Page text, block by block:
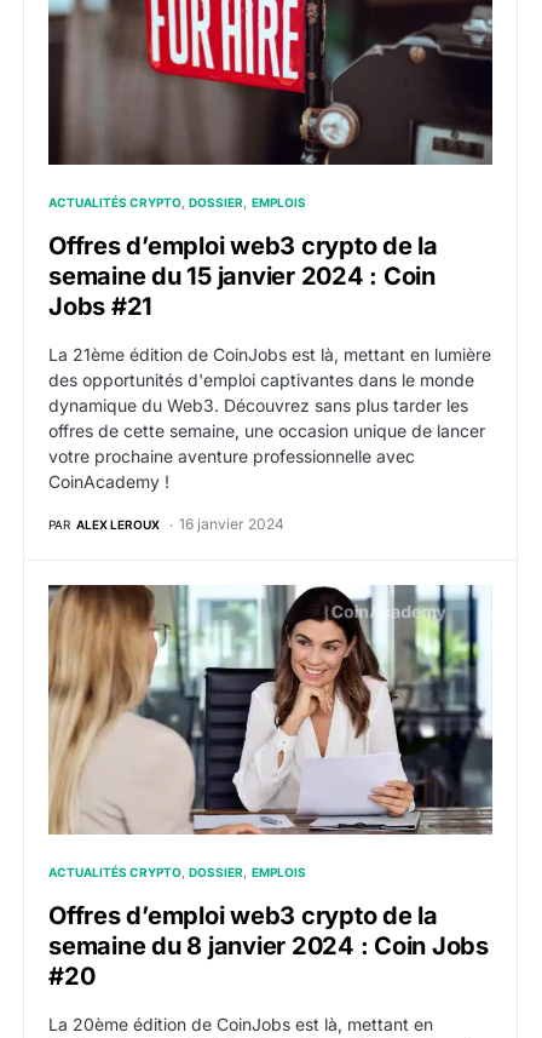
ACTUALITÉS CRYPTO DOSSIER EMPLOIS
Offres d’emploi web3 crypto de la
semaine du 15 janvier 2024 : Coin
Jobs #21
La 21ème édition de CoinJobs est là, mettant en lumière
des opportunités d'emploi captivantes dans le monde
dynamique du Web3. Découvrez sans plus tarder les
offres de cette semaine, une occasion unique de lancer
votre prochaine aventure professionnelle avec
CoinAcademy !
PAR ALEX LEROUX 16 janvier 2024
Offres d’emploi web3 crypto de la semaine du 8
ACTUALITÉS CRYPTO DOSSIER EMPLOIS
Offres d’emploi web3 crypto de la
semaine du 8 janvier 2024 : Coin Jobs
#20
La 20ème édition de CoinJobs est là, mettant en